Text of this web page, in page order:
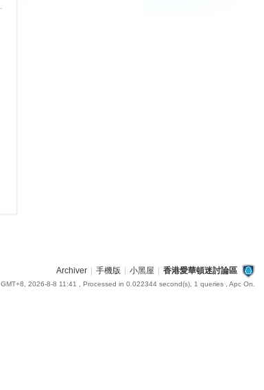
Archiver 手機版 小黑屋 香港愛華頓迷討論區
GMT+8, 2026-8-8 11:41 , Processed in 0.022344 second(s), 1 queries , Apc On.